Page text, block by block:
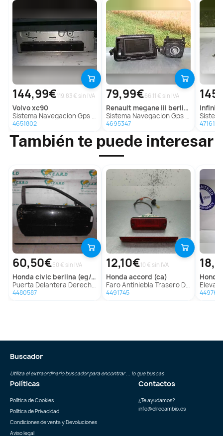
144,99€119.83 € sin IVA
volvoxc90
Sistema Navegacion Gps para Volvo Xc90
4651802
79,99€66.11 € sin IVA
renault megane iii berlina 5 p
Sistema Navegacion Gps Para Renault Megane Iii Berlina 5 P
4695347
infiniti
Sistema
4716157
También te puede interesar
60,50€50 € sin IVA
honda civic berlina (eg/eh)
Puerta Delantera Derecha para Honda Civic Berlina (Eg/Eh)
4480587
12,10€10 € sin IVA
honda accord (ca)
Faro Antiniebla Trasero Derecho para Honda Accord (Ca)
4491745
honda
Elevalunas
Buscador
Utiliza el extraordinario buscador para encontrar ... lo que buscas
Políticas
Política de Cookies
Política de Privacidad
Condiciones de venta y Devoluciones
Aviso legal
Contactos
¿Te ayudamos?
info@elrecambio.es